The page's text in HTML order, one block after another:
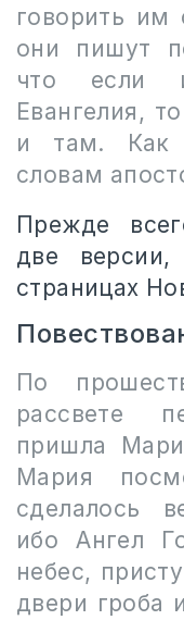
говорить им
они пишут
что если
Евангелия,
и там. Как
словам
Прежде
две
страницах
По
рассвете
пришла
Мария
сделалось
ибо Ангел
небес,
двери гроба